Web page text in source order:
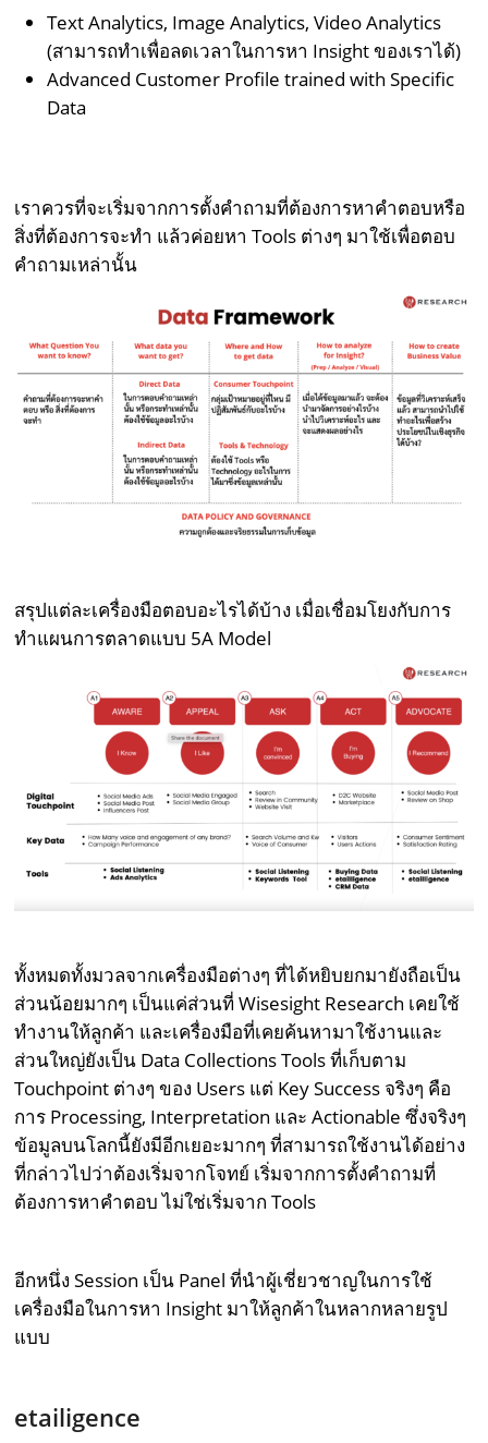
Text Analytics, Image Analytics, Video Analytics
(สามารถทำเพื่อลดเวลาในการหา Insight ของเราได้)
Advanced Customer Profile trained with Specific
Data
เราควรที่จะเริ่มจากการตั้งคำถามที่ต้องการหาคำตอบหรือ
สิ่งที่ต้องการจะทำ แล้วค่อยหา Tools ต่างๆ มาใช้เพื่อตอบ
คำถามเหล่านั้น
สรุปแต่ละเครื่องมือตอบอะไรได้บ้าง เมื่อเชื่อมโยงกับการ
ทำแผนการตลาดแบบ 5A Model
ทั้งหมดทั้งมวลจากเครื่องมือต่างๆ ที่ได้หยิบยกมายังถือเป็น
ส่วนน้อยมากๆ เป็นแค่ส่วนที่ Wisesight Research เคยใช้
ทำงานให้ลูกค้า และเครื่องมือที่เคยค้นหามาใช้งานและ
ส่วนใหญ่ยังเป็น Data Collections Tools ที่เก็บตาม
Touchpoint ต่างๆ ของ Users แต่ Key Success จริงๆ คือ
การ Processing, Interpretation และ Actionable ซึ่งจริงๆ
ข้อมูลบนโลกนี้ยังมีอีกเยอะมากๆ ที่สามารถใช้งานได้อย่าง
ที่กล่าวไปว่าต้องเริ่มจากโจทย์ เริ่มจากการตั้งคำถามที่
ต้องการหาคำตอบ ไม่ใช่เริ่มจาก Tools
อีกหนึ่ง Session เป็น Panel ที่นำผู้เชี่ยวชาญในการใช้
เครื่องมือในการหา Insight มาให้ลูกค้าในหลากหลายรูป
แบบ
etailigence